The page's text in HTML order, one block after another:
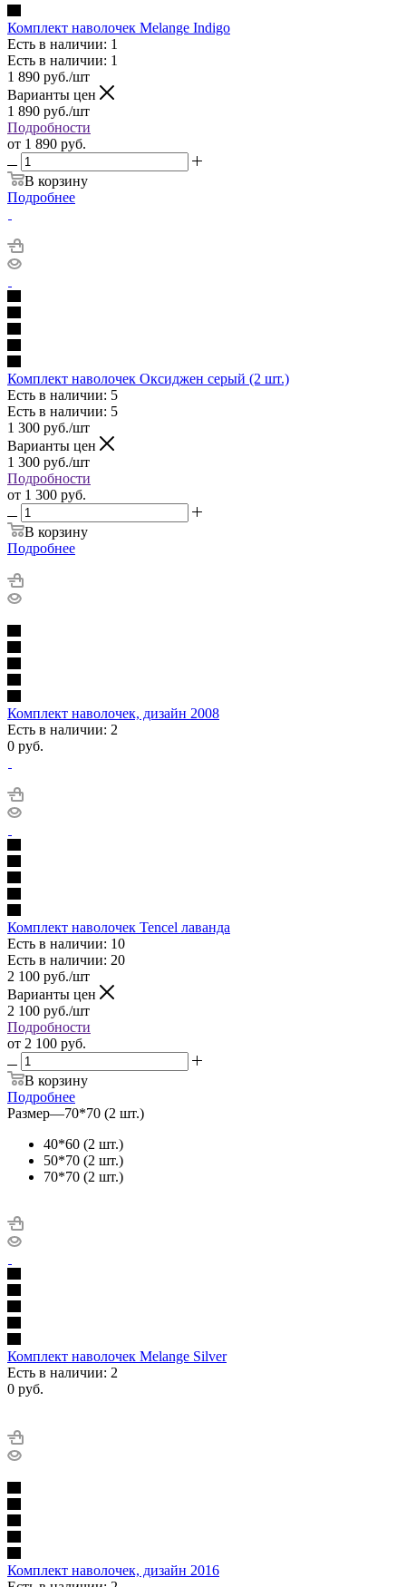
Комплект наволочек Melange Indigo
Есть в наличии: 1
Есть в наличии: 1
1 890 руб./шт
Варианты цен
1 890 руб./шт
Подробности
от 1 890 руб.
В корзину
Подробнее
Комплект наволочек Оксиджен серый (2 шт.)
Есть в наличии: 5
Есть в наличии: 5
1 300 руб./шт
Варианты цен
1 300 руб./шт
Подробности
от 1 300 руб.
В корзину
Подробнее
Комплект наволочек, дизайн 2008
Есть в наличии: 2
0 руб.
Комплект наволочек Tencel лаванда
Есть в наличии: 10
Есть в наличии: 20
2 100 руб./шт
Варианты цен
2 100 руб./шт
Подробности
от 2 100 руб.
В корзину
Подробнее
Размер—70*70 (2 шт.)
40*60 (2 шт.)
50*70 (2 шт.)
70*70 (2 шт.)
Комплект наволочек Melange Silver
Есть в наличии: 2
0 руб.
Комплект наволочек, дизайн 2016